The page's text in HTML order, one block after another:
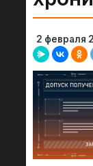
2 февраля